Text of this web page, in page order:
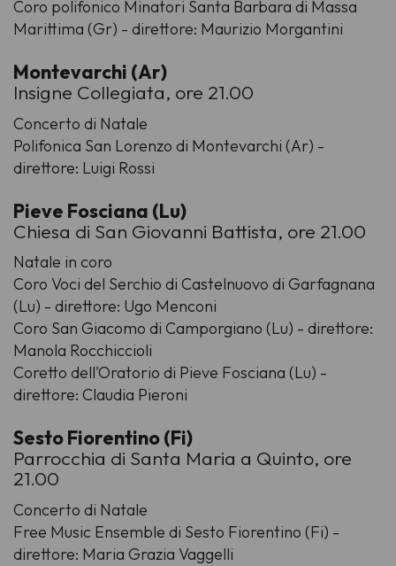
Coro polifonico Minatori Santa Barbara di Massa
Marittima (Gr) - direttore: Maurizio Morgantini
Montevarchi (Ar)
Insigne Collegiata, ore 21.00
Concerto di Natale
Polifonica San Lorenzo di Montevarchi (Ar) -
direttore: Luigi Rossi
Pieve Fosciana (Lu)
Chiesa di San Giovanni Battista, ore 21.00
Natale in coro
Coro Voci del Serchio di Castelnuovo di Garfagnana
(Lu) - direttore: Ugo Menconi
Coro San Giacomo di Camporgiano (Lu) - direttore:
Manola Rocchiccioli
Coretto dell'Oratorio di Pieve Fosciana (Lu) -
direttore: Claudia Pieroni
Sesto Fiorentino (Fi)
Parrocchia di Santa Maria a Quinto, ore
21.00
Concerto di Natale
Free Music Ensemble di Sesto Fiorentino (Fi) -
direttore: Maria Grazia Vaggelli